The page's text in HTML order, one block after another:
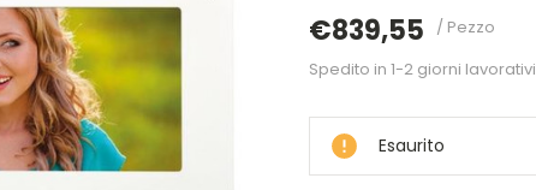
€839,55 / Pezzo
DISPONIBILE
Spedito in 1-2 giorni lavorativi
Esaurito